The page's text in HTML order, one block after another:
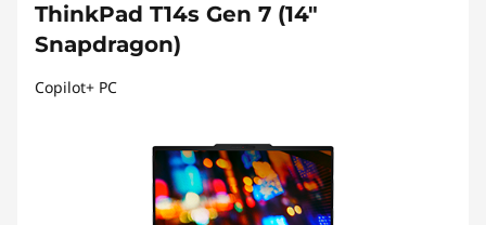
ThinkPad T14s Gen 7 (14"
Snapdragon)
Copilot+ PC